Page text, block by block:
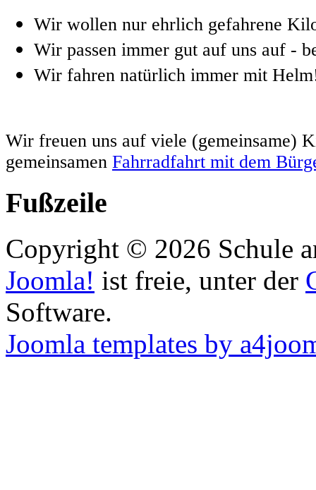
Wir wollen nur ehrlich gefahrene
Wir passen immer gut auf uns auf -
Wir fahren natürlich immer mit
Wir freuen uns auf viele (gemeinsame)
gemeinsamen Fahrradfahrt mit dem
Fußzeile
Copyright © 2026 Schule
Joomla! ist freie, unter der
Software.
Joomla templates by